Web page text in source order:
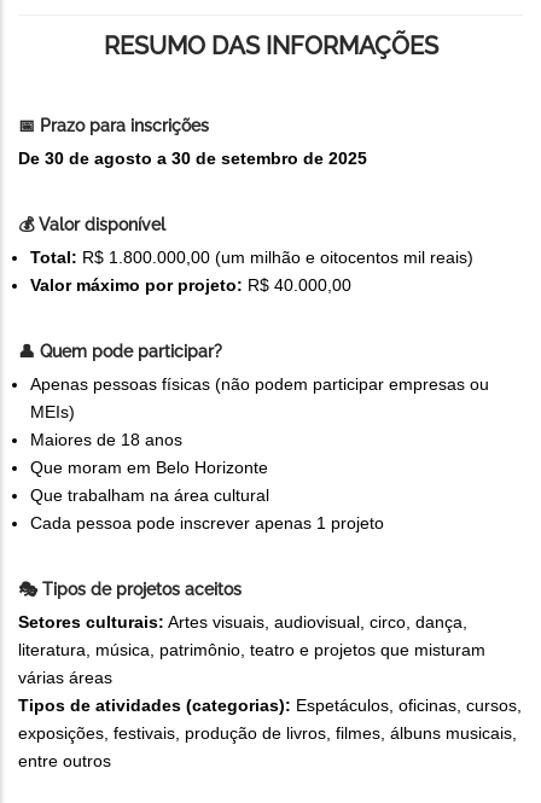
RESUMO DAS INFORMAÇÕES
📅 Prazo para inscrições
De 30 de agosto a 30 de setembro de 2025
💰 Valor disponível
Total: R$ 1.800.000,00 (um milhão e oitocentos mil reais)
Valor máximo por projeto: R$ 40.000,00
👤 Quem pode participar?
Apenas pessoas físicas (não podem participar empresas ou
MEIs)
Maiores de 18 anos
Que moram em Belo Horizonte
Que trabalham na área cultural
Cada pessoa pode inscrever apenas 1 projeto
🎭 Tipos de projetos aceitos
Setores culturais: Artes visuais, audiovisual, circo, dança,
literatura, música, patrimônio, teatro e projetos que misturam
várias áreas
Tipos de atividades (categorias): Espetáculos, oficinas, cursos,
exposições, festivais, produção de livros, filmes, álbuns musicais,
entre outros